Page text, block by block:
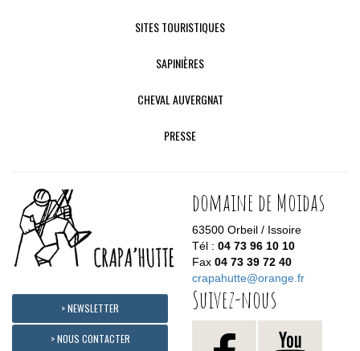
SITES TOURISTIQUES
SAPINIÈRES
CHEVAL AUVERGNAT
PRESSE
domaine de Moidas
63500 Orbeil / Issoire
Tél : 04 73 96 10 10
Fax 04 73 39 72 40
crapahutte@orange.fr
> NEWSLETTER
> NOUS CONTACTER
Suivez-nous